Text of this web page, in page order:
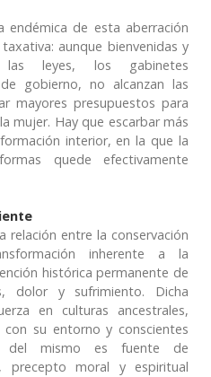
endémica de esta aberración
aunque bienvenidas y
las leyes, los gabinetes
gobierno, no alcanzan las
mayores presupuestos para
mujer. Hay que escarbar más
interior, en la que la
quede efectivamente
relación entre la conservación
inherente a la
histórica permanente de
dolor y sufrimiento. Dicha
en culturas ancestrales,
su entorno y conscientes
del mismo es fuente de
precepto moral y espiritual